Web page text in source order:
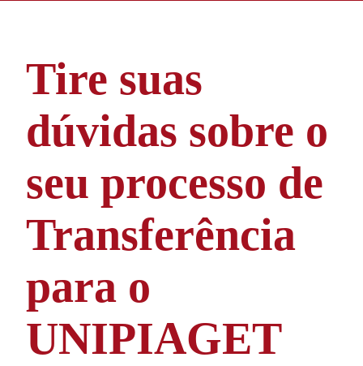
Tire suas
dúvidas sobre o
seu processo de
Transferência
para o
UNIPIAGET